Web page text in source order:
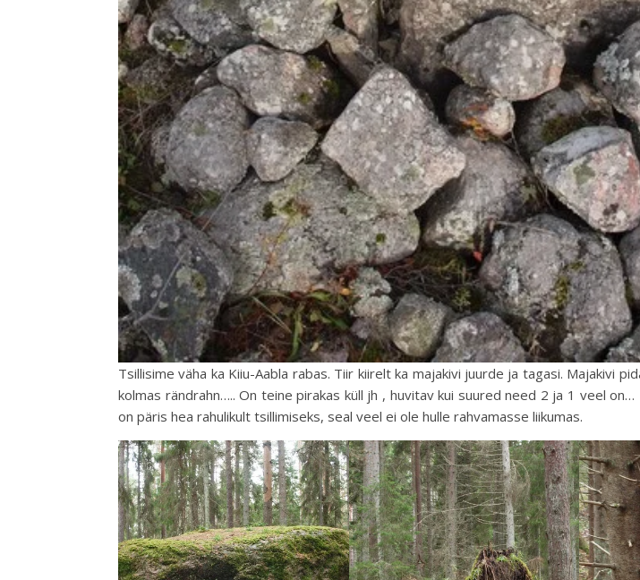
Tsillisime väha ka Kiiu-Aabla rabas. Tiir kiirelt ka majakivi juurde ja tagasi. Majakivi
kolmas rändrahn….. On teine pirakas küll jh , huvitav kui suured need 2 ja 1 veel on…
on päris hea rahulikult tsillimiseks, seal veel ei ole hulle rahvamasse liikumas.